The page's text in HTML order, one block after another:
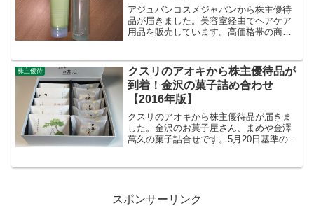
アジュバンコスメジャパンから株主優待
品が届きました。美容室経由でヘアケア
用品を販売しています。高価格帯の商品
で高いものを買うなんて・・・と思った
りもしますが、株主優待で...
株主優待
クスリのアオキから株主優待品が
到着！金沢の菓子詰め合わせ
【2016年版】
クスリのアオキから株主優待品が届きま
した。金沢のお菓子屋さん、まめや金澤
萬久の菓子詰合せです。5月20日基準の株
スポンサーリンク